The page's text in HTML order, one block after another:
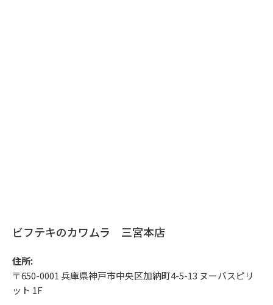
ビフテキのカワムラ 三宮本店
住所:
〒650-0001 兵庫県神戸市中央区加納町4-5-13 ヌーバスピリ
ット 1F